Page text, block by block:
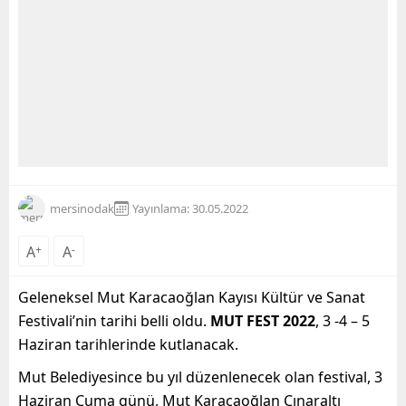
mersinodak Yayınlama: 30.05.2022
A+ A-
Geleneksel Mut Karacaoğlan Kayısı Kültür ve Sanat
Festivali’nin tarihi belli oldu. MUT FEST 2022, 3 -4 – 5
Haziran tarihlerinde kutlanacak.
Mut Belediyesince bu yıl düzenlenecek olan festival, 3
Haziran Cuma günü, Mut Karacaoğlan Çınaraltı